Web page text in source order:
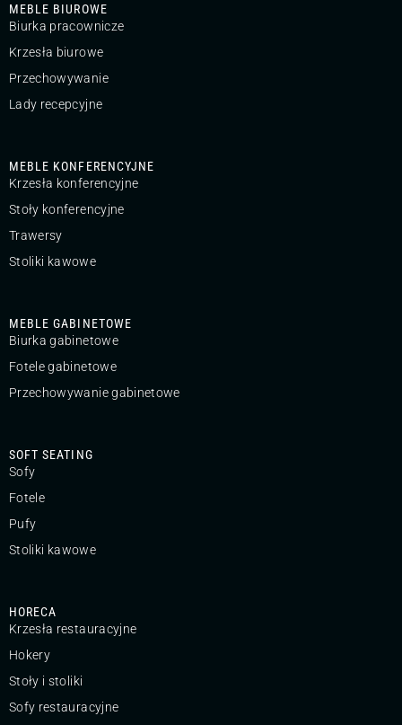
MEBLE BIUROWE
Biurka pracownicze
Krzesła biurowe
Przechowywanie
Lady recepcyjne
MEBLE KONFERENCYJNE
Krzesła konferencyjne
Stoły konferencyjne
Trawersy
Stoliki kawowe
MEBLE GABINETOWE
Biurka gabinetowe
Fotele gabinetowe
Przechowywanie gabinetowe
SOFT SEATING
Sofy
Fotele
Pufy
Stoliki kawowe
HORECA
Krzesła restauracyjne
Hokery
Stoły i stoliki
Sofy restauracyjne